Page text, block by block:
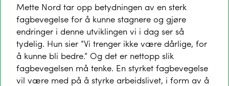
Mette Nord tar opp betydningen av en sterk
fagbevegelse for å kunne stagnere og gjøre
endringer i denne utviklingen vi i dag ser så
tydelig. Hun sier ”Vi trenger ikke være dårlige, for
å kunne bli bedre.” Og det er nettopp slik
fagbevegelsen må tenke. En styrket fagbevegelse
vil være med på å styrke arbeidslivet, i form av å